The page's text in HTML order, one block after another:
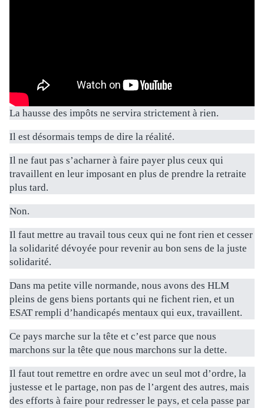
La hausse des impôts ne servira strictement à rien.
Il est désormais temps de dire la réalité.
Il ne faut pas s’acharner à faire payer plus ceux qui
travaillent en leur imposant en plus de prendre la retraite
plus tard.
Non.
Il faut mettre au travail tous ceux qui ne font rien et cesser
la solidarité dévoyée pour revenir au bon sens de la juste
solidarité.
Dans ma petite ville normande, nous avons des HLM
pleins de gens biens portants qui ne fichent rien, et un
ESAT rempli d’handicapés mentaux qui eux, travaillent.
Ce pays marche sur la tête et c’est parce que nous
marchons sur la tête que nous marchons sur la dette.
Il faut tout remettre en ordre avec un seul mot d’ordre, la
justesse et le partage, non pas de l’argent des autres, mais
des efforts à faire pour redresser le pays, et cela passe par